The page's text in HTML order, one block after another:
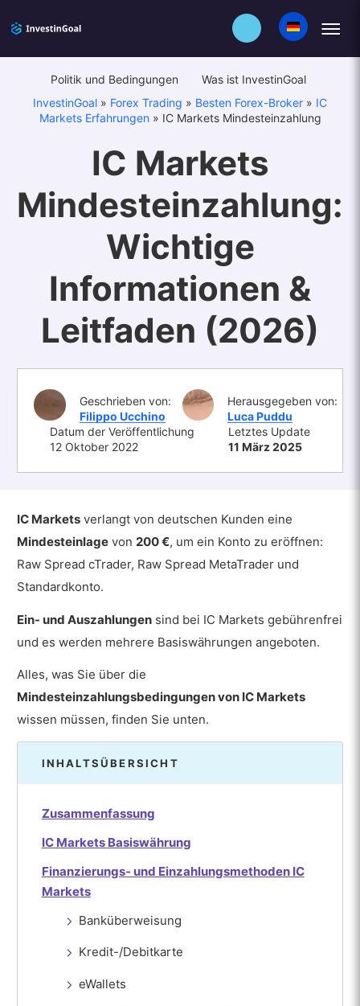
Politik und Bedingungen
Was ist InvestinGoal
InvestinGoal » Forex Trading » Besten Forex-Broker » IC
Markets Erfahrungen » IC Markets Mindesteinzahlung
IC Markets
Mindesteinzahlung:
Wichtige
Informationen &
Leitfaden (2026)
Geschrieben von:
Filippo Ucchino
Herausgegeben von:
Luca Puddu
Datum der Veröffentlichung
12 Oktober 2022
Letztes Update
11 März 2025
IC Markets verlangt von deutschen Kunden eine
Mindesteinlage von 200 €, um ein Konto zu eröffnen:
Raw Spread cTrader, Raw Spread MetaTrader und
Standardkonto.
Ein- und Auszahlungen sind bei IC Markets gebührenfrei
und es werden mehrere Basiswährungen angeboten.
Alles, was Sie über die
Mindesteinzahlungsbedingungen von IC Markets
wissen müssen, finden Sie unten.
INHALTSÜBERSICHT
Zusammenfassung
IC Markets Basiswährung
Finanzierungs- und Einzahlungsmethoden IC
Markets
Banküberweisung
Kredit-/Debitkarte
eWallets